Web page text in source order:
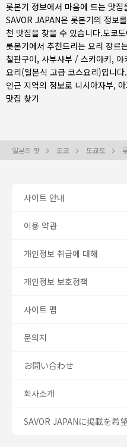
롯본기 정보에서 마음에 드는 맛집
SAVOR JAPAN은 롯본기의 정보
천 맛집을 찾을 수 있습니다.도쿄도
롯본기에서 추천드리는 요리 장르
철판구이, 샤부샤부 / 스키야키, 야
요리(일본식 고급 코스요리)입니다.
인근 지역의 정보로 니시아자부,
맛집 찾기
일본의 맛 도쿄 도쿄도
사이트 안내
이용 약관
개인정보 취급에 대해
개인정보 보호정책
사이트 맵
문의처
お問い合わせ
회사소개
SAVOR JAPANに掲載を希